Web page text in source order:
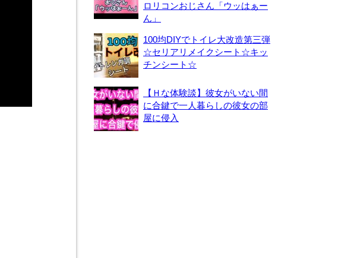
ロリコンおじさん「ウッはぁー
ん」
100均DIYでトイレ大改造第三弾
☆セリアリメイクシート☆キッ
チンシート☆
【Ｈな体験談】彼女がいない間
に合鍵で一人暮らしの彼女の部
屋に侵入